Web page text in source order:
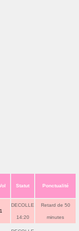
Statut Ponctualité
DECOLLE
14:20
Retard de 50
minutes